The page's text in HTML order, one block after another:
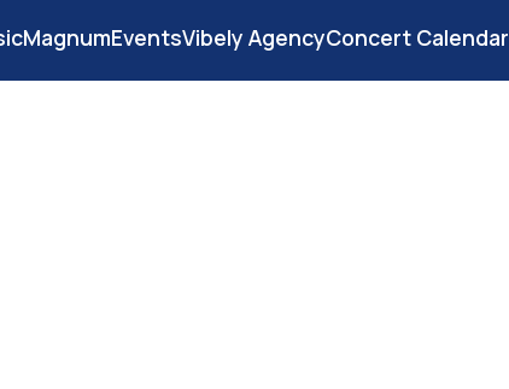
MagnumEventsVibely AgencyConcert Calendar